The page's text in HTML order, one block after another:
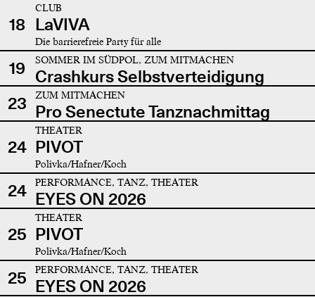
18
CLUB
LaVIVA
Die barrierefreie Party für alle
19 SOMMER IM SÜDPOL, ZUM MITMACHEN
Crashkurs Selbstverteidigung
23
ZUM MITMACHEN
Pro Senectute Tanznachmittag
24
THEATER
PIVOT
Polivka/Hafner/Koch
24 PERFORMANCE, TANZ, THEATER
EYES ON 2026
25
THEATER
PIVOT
Polivka/Hafner/Koch
25 PERFORMANCE, TANZ, THEATER
EYES ON 2026